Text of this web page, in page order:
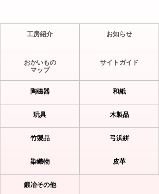
工房紹介 お知らせ
おかいもの
マップ
サイトガイド
陶磁器 和紙
玩具 木製品
竹製品 弓浜絣
染織物 皮革
鍛冶その他